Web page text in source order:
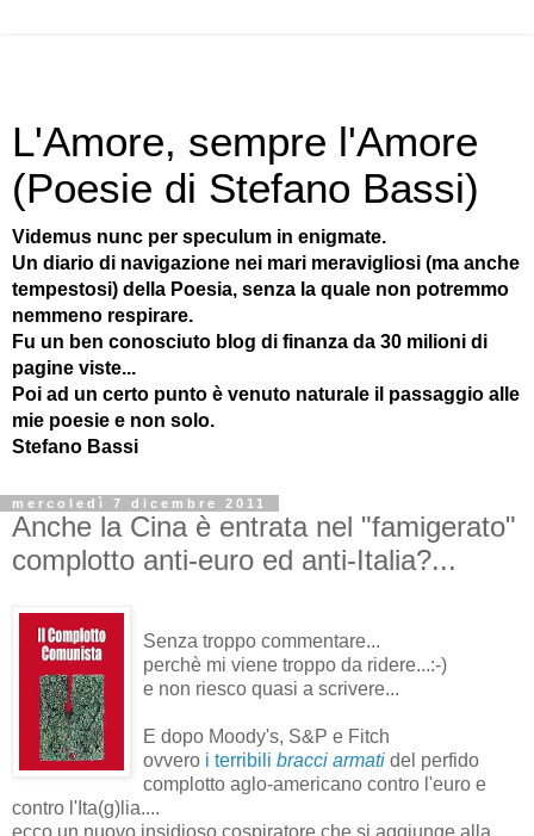
L'Amore, sempre l'Amore
(Poesie di Stefano Bassi)
Videmus nunc per speculum in enigmate.
Un diario di navigazione nei mari meravigliosi (ma anche
tempestosi) della Poesia, senza la quale non potremmo
nemmeno respirare.
Fu un ben conosciuto blog di finanza da 30 milioni di
pagine viste...
Poi ad un certo punto è venuto naturale il passaggio alle
mie poesie e non solo.
Stefano Bassi
mercoledì 7 dicembre 2011
Anche la Cina è entrata nel "famigerato"
complotto anti-euro ed anti-Italia?...
Senza troppo commentare...
perchè mi viene troppo da ridere...:-)
e non riesco quasi a scrivere...
E dopo Moody's, S&P e Fitch
ovvero i terribili bracci armati del perfido
complotto aglo-americano contro l'euro e
contro l'Ita(g)lia....
ecco un nuovo insidioso cospiratore che si aggiunge alla